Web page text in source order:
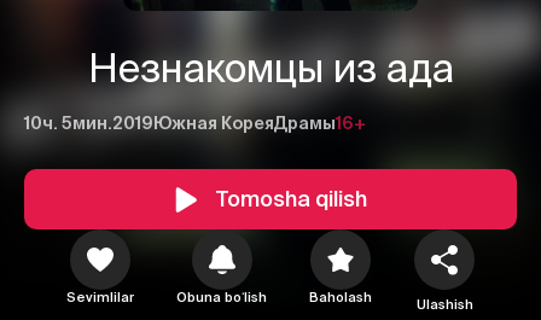
Незнакомцы из ада
10ч. 5мин.2019 Южная КореяДрамы16+
Tomosha qilish
Sevimlilar Obuna boʻlish Baholash Ulashish